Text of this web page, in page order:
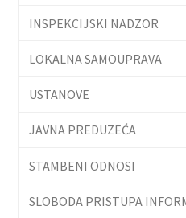
INSPEKCIJSKI NADZOR
LOKALNA SAMOUPRAVA
USTANOVE
JAVNA PREDUZEĆA
STAMBENI ODNOSI
SLOBODA PRISTUPA